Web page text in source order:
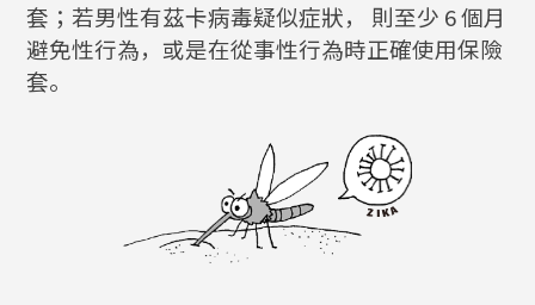
套；若男性有茲卡病毒疑似症狀， 則至少 6 個月
避免性行為，或是在從事性行為時正確使用保險
套。